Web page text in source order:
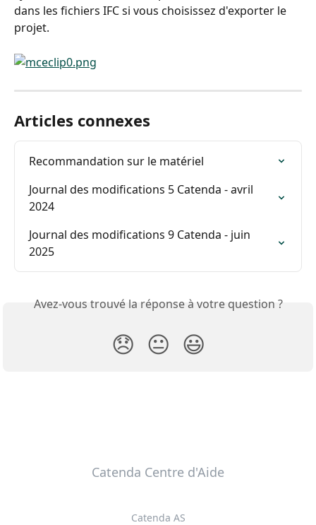
dans les fichiers IFC si vous choisissez d'exporter le
projet.
Articles connexes
Recommandation sur le matériel
Journal des modifications 5 Catenda - avril
2024
Journal des modifications 9 Catenda - juin
2025
Avez-vous trouvé la réponse à votre question ?
😞 😐 😃
Catenda Centre d'Aide
Catenda AS